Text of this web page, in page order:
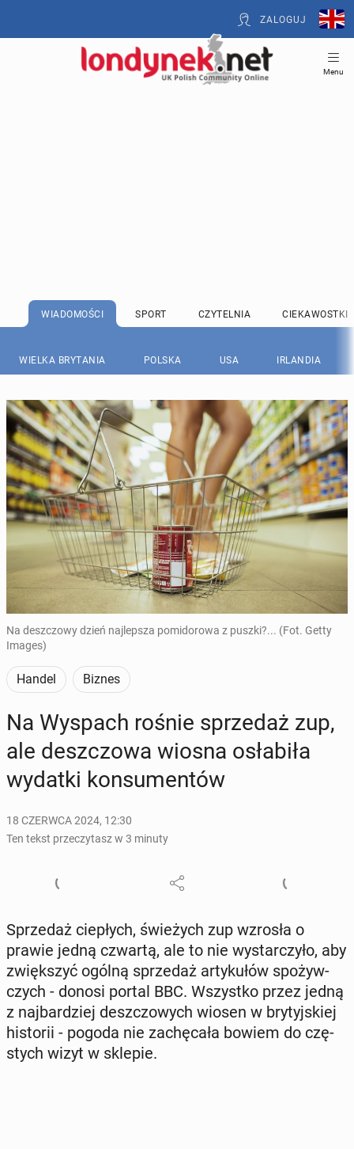
ZALOGUJ
Menu
WIADOMOŚCI SPORT CZYTELNIA CIEKAWOSTKI
WIELKA BRYTANIA POLSKA USA IRLANDIA
Na deszczowy dzień najlepsza pomidorowa z puszki?... (Fot. Getty
Images)
Handel Biznes
Na Wyspach rośnie sprze­daż zup,
ale desz­czo­wa wiosna osła­bi­ła
wydatki kon­su­men­tów
18 CZERWCA 2024, 12:30
Ten tekst przeczytasz w 3 minuty
Sprze­daż cie­płych, świe­żych zup wzrosła o
prawie jedną czwartą, ale to nie wy­star­czy­ło, aby
zwięk­szyć ogólną sprze­daż ar­ty­ku­łów spo­żyw­
czych - donosi portal BBC. Wszyst­ko przez jedną
z naj­bar­dziej desz­czo­wych wiosen w bry­tyj­skiej
hi­sto­rii - pogoda nie za­chę­ca­ła bowiem do czę­
stych wizyt w sklepie.